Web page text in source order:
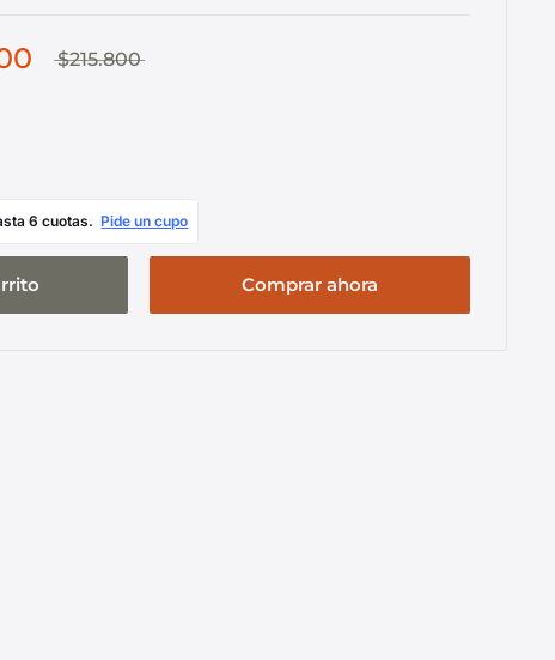
$215.800
Comprar ahora